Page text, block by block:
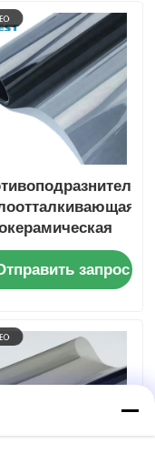
с
пленка с
запрос